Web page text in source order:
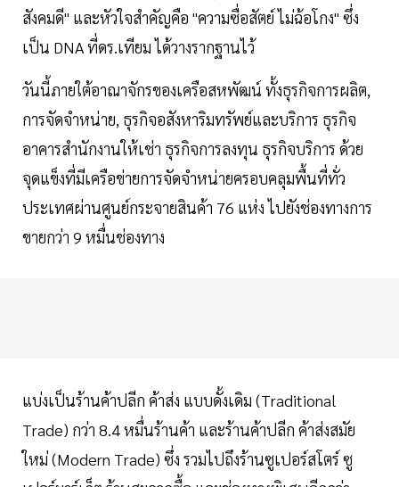
สังคมดี" และหัวใจสำคัญคือ "ความซื่อสัตย์ ไม่ฉ้อโกง" ซึ่ง
เป็น DNA ที่ดร.เทียม ได้วางรากฐานไว้
วันนี้ภายใต้อาณาจักรของเครือสหพัฒน์ ทั้งธุรกิจการผลิต,
การจัดจำหน่าย, ธุรกิจอสังหาริมทรัพย์และบริการ ธุรกิจ
อาคารสำนักงานให้เช่า ธุรกิจการลงทุน ธุรกิจบริการ ด้วย
จุดแข็งที่มีเครือข่ายการจัดจำหน่ายครอบคลุมพื้นที่ทั่ว
ประเทศผ่านศูนย์กระจายสินค้า 76 แห่ง ไปยังช่องทางการ
ขายกว่า 9 หมื่นช่องทาง
แบ่งเป็นร้านค้าปลีก ค้าส่ง แบบดั้งเดิม (Traditional
Trade) กว่า 8.4 หมื่นร้านค้า และร้านค้าปลีก ค้าส่งสมัย
ใหม่ (Modern Trade) ซึ่ง รวมไปถึงร้านซูเปอร์สโตร์ ซู